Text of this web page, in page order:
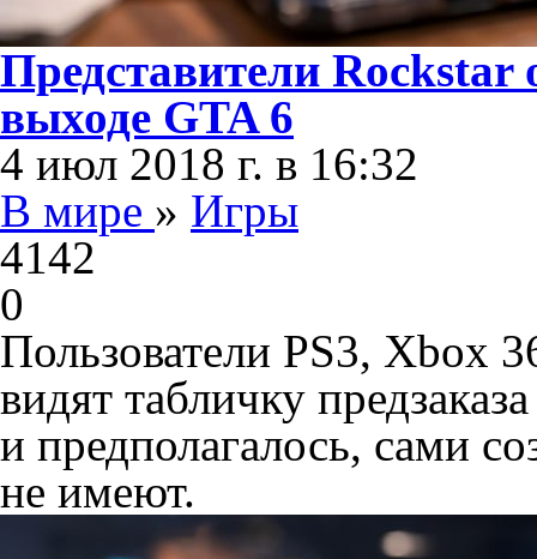
Представители Rockstar
выходе GTA 6
4 июл 2018 г. в 16:32
В мире » Игры
4142
0
Пользователи PS3, Xbox
видят табличку
и предполагалось, сами
не имеют.